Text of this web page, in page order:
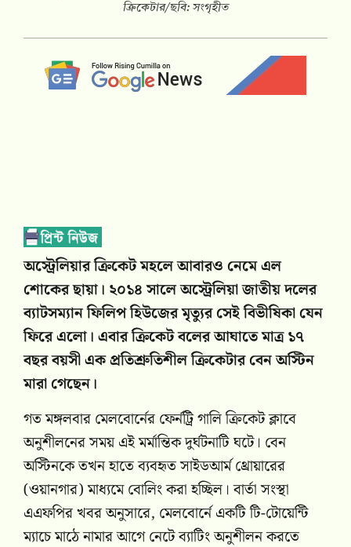
ক্রিকেটার/ছবি: সংগৃহীত
অস্ট্রেলিয়ার ক্রিকেট মহলে আবারও নেমে এল
শোকের ছায়া। ২০১৪ সালে অস্ট্রেলিয়া জাতীয় দলের
ব্যাটসম্যান ফিলিপ হিউজের মৃত্যুর সেই বিভীষিকা যেন
ফিরে এলো। এবার ক্রিকেট বলের আঘাতে মাত্র ১৭
বছর বয়সী এক প্রতিশ্রুতিশীল ক্রিকেটার বেন অস্টিন
মারা গেছেন।
গত মঙ্গলবার মেলবোর্নের ফের্নট্রি গালি ক্রিকেট ক্লাবে
অনুশীলনের সময় এই মর্মান্তিক দুর্ঘটনাটি ঘটে। বেন
অস্টিনকে তখন হাতে ব্যবহৃত সাইডআর্ম থ্রোয়ারের
(ওয়ানগার) মাধ্যমে বোলিং করা হচ্ছিল। বার্তা সংস্থা
এএফপির খবর অনুসারে, মেলবোর্নে একটি টি-টোয়েন্টি
ম্যাচে মাঠে নামার আগে নেটে ব্যাটিং অনুশীলন করতে